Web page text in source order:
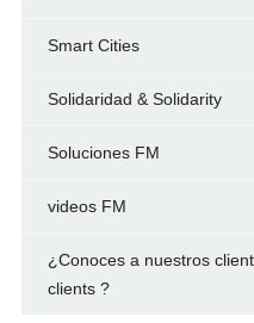
Smart Cities
Solidaridad & Solidarity
Soluciones FM
videos FM
¿Conoces a nuestros
clients ?